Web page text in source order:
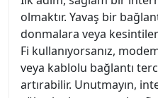
olmaktır. Yavaş bir
donmalara veya
Fi kullanıyorsanız,
veya kablolu bağlantı
artırabilir. Unutmayın,